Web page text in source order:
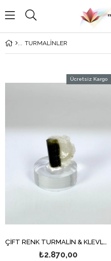
TURMALİNLER
₺2.870,00
Ücretsiz Kargo